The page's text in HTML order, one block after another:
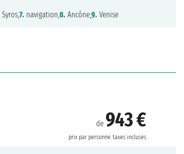
Syros,7. navigation,8. Ancône,9. Venise
de 943 €
prix par personne taxes incluses